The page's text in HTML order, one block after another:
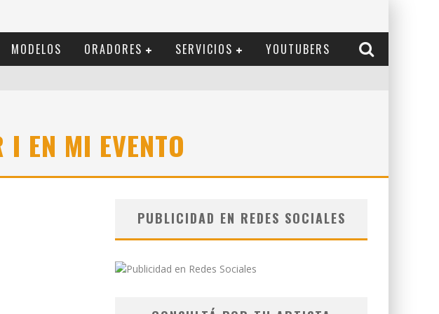
MODELOS ORADORES SERVICIOS YOUTUBERS
EN MI EVENTO
PUBLICIDAD EN REDES SOCIALES